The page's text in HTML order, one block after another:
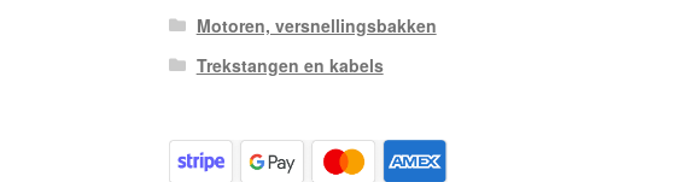
Motoren, versnellingsbakken
Trekstangen en kabels